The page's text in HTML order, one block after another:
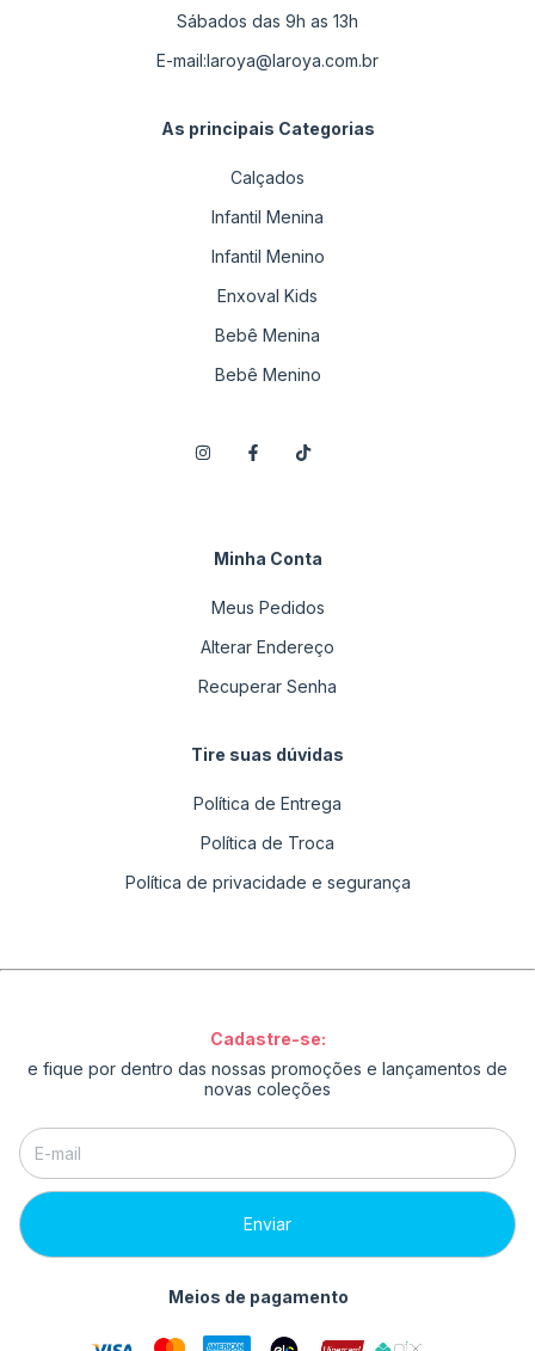
Sábados das 9h as 13h
E-mail:laroya@laroya.com.br
As principais Categorias
Calçados
Infantil Menina
Infantil Menino
Enxoval Kids
Bebê Menina
Bebê Menino
Minha Conta
Meus Pedidos
Alterar Endereço
Recuperar Senha
Tire suas dúvidas
Política de Entrega
Política de Troca
Política de privacidade e segurança
Cadastre-se:
e fique por dentro das nossas promoções e lançamentos de
novas coleções
Meios de pagamento